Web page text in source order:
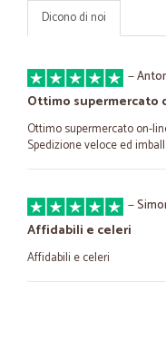
Dicono di noi
—
Ottimo supermercato
Ottimo supermercato on-
Spedizione veloce ed
—
Affidabili e celeri
Affidabili e celeri